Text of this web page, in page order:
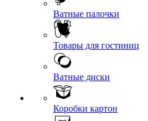
Ватные палочки
Товары для гостиниц
Ватные диски
Коробки картон